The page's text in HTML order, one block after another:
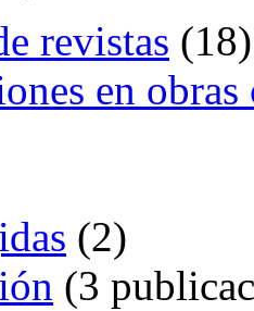
revistas (18)
en
(2)
(3